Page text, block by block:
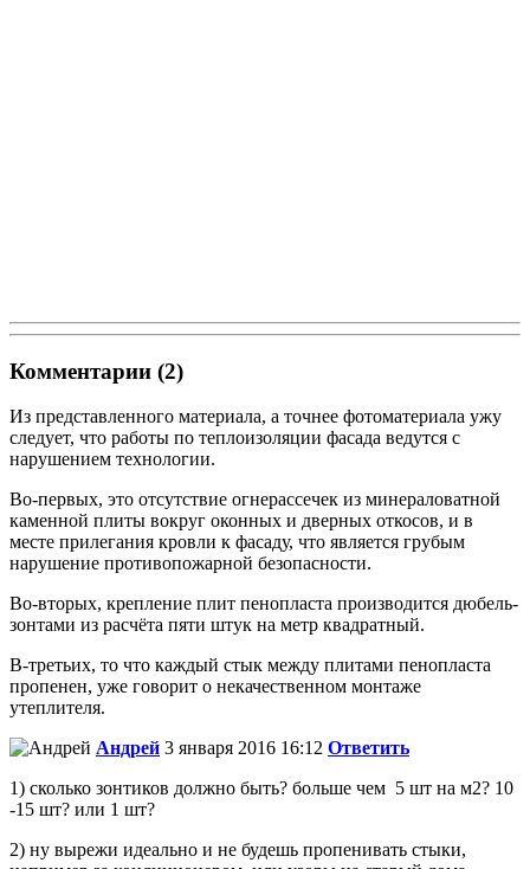
Комментарии (2)
Из представленного материала, а точнее фотоматериала ужу
следует, что работы по теплоизоляции фасада ведутся с
нарушением технологии.
Во-первых, это отсутствие огнерассечек из минераловатной
каменной плиты вокруг оконных и дверных откосов, и в
месте прилегания кровли к фасаду, что является грубым
нарушение противопожарной безопасности.
Во-вторых, крепление плит пенопласта производится дюбель-
зонтами из расчёта пяти штук на метр квадратный.
В-третьих, то что каждый стык между плитами пенопласта
пропенен, уже говорит о некачественном монтаже
утеплителя.
Андрей 3 января 2016 16:12 Ответить
1) сколько зонтиков должно быть? больше чем 5 шт на м2? 10
-15 шт? или 1 шт?
2) ну вырежи идеально и не будешь пропенивать стыки,